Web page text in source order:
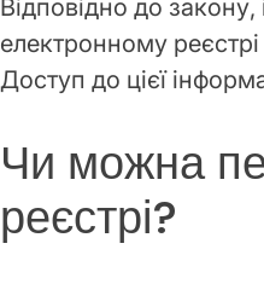
Відповідно до
електронному
Доступ до цієї
Чи можна
реєстрі?